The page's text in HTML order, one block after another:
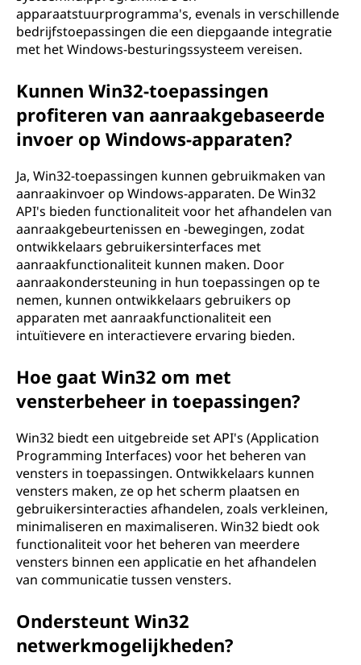
apparaatstuurprogramma's, evenals in verschillende
bedrijfstoepassingen die een diepgaande integratie
met het Windows-besturingssysteem vereisen.
Kunnen Win32-toepassingen
profiteren van aanraakgebaseerde
invoer op Windows-apparaten?
Ja, Win32-toepassingen kunnen gebruikmaken van
aanraakinvoer op Windows-apparaten. De Win32
API's bieden functionaliteit voor het afhandelen van
aanraakgebeurtenissen en -bewegingen, zodat
ontwikkelaars gebruikersinterfaces met
aanraakfunctionaliteit kunnen maken. Door
aanraakondersteuning in hun toepassingen op te
nemen, kunnen ontwikkelaars gebruikers op
apparaten met aanraakfunctionaliteit een
intuïtievere en interactievere ervaring bieden.
Hoe gaat Win32 om met
vensterbeheer in toepassingen?
Win32 biedt een uitgebreide set API's (Application
Programming Interfaces) voor het beheren van
vensters in toepassingen. Ontwikkelaars kunnen
vensters maken, ze op het scherm plaatsen en
gebruikersinteracties afhandelen, zoals verkleinen,
minimaliseren en maximaliseren. Win32 biedt ook
functionaliteit voor het beheren van meerdere
vensters binnen een applicatie en het afhandelen
van communicatie tussen vensters.
Ondersteunt Win32
netwerkmogelijkheden?